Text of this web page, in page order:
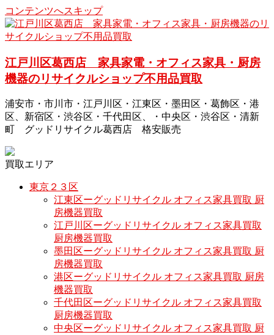
コンテンツへスキップ
江戸川区葛西店 家具家電・オフィス家具・厨房
機器のリサイクルショップ不用品買取
浦安市・市川市・江戸川区・江東区・墨田区・葛飾区・港
区、新宿区・渋谷区・千代田区、・中央区・渋谷区・清新
町 グッドリサイクル葛西店 格安販売
買取エリア
東京２３区
江東区ーグッドリサイクル オフィス家具買取 厨
房機器買取
江戸川区ーグッドリサイクル オフィス家具買取
厨房機器買取
墨田区ーグッドリサイクル オフィス家具買取 厨
房機器買取
港区ーグッドリサイクル オフィス家具買取 厨房
機器買取
千代田区ーグッドリサイクル オフィス家具買取
厨房機器買取
中央区ーグッドリサイクル オフィス家具買取 厨